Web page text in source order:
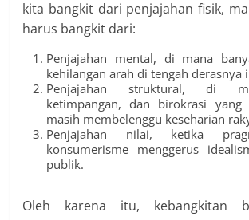
kita bangkit dari penjajahan fisik,
harus bangkit dari:
Penjajahan mental, di mana
kehilangan arah di tengah derasnya
Penjajahan struktural, di
ketimpangan, dan birokrasi yang
masih membelenggu keseharian
Penjajahan nilai, ketika
konsumerisme menggerus
publik.
Oleh karena itu, kebangkitan